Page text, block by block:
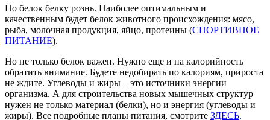
Но белок белку рознь. Наиболее оптимальным и
качественным будет белок животного происхождения: мясо,
рыба, молочная продукция, яйцо, протеины (СПОРТИВНОЕ
ПИТАНИЕ).
Но не только белок важен. Нужно еще и на калорийность
обратить внимание. Будете недобирать по калориям, прироста
не ждите. Углеводы и жиры – это источники энергии
организма. А для строительства новых мышечных структур
нужен не только материал (белки), но и энергия (углеводы и
жиры). Все подробные планы питания, смотрите ЗДЕСЬ.